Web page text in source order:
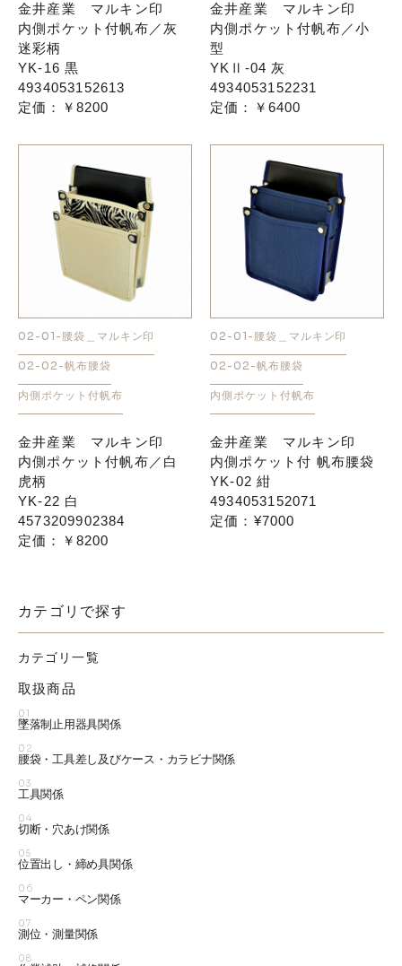
金井産業 マルキン印
内側ポケット付帆布／灰
迷彩柄
YK-16 黒
4934053152613
定価：￥8200
金井産業 マルキン印
内側ポケット付帆布／小
型
YKⅡ-04 灰
4934053152231
定価：￥6400
02-01-腰袋＿マルキン印
02-02-帆布腰袋
内側ポケット付帆布
金井産業 マルキン印
内側ポケット付帆布／白
虎柄
YK-22 白
4573209902384
定価：￥8200
02-01-腰袋＿マルキン印
02-02-帆布腰袋
内側ポケット付帆布
金井産業 マルキン印
内側ポケット付 帆布腰袋
YK-02 紺
4934053152071
定価：¥7000
カテゴリで探す
カテゴリ一覧
取扱商品
01
墜落制止用器具関係
02
腰袋・工具差し及びケース・カラビナ関係
03
工具関係
04
切断・穴あけ関係
05
位置出し・締め具関係
06
マーカー・ペン関係
07
測位・測量関係
08